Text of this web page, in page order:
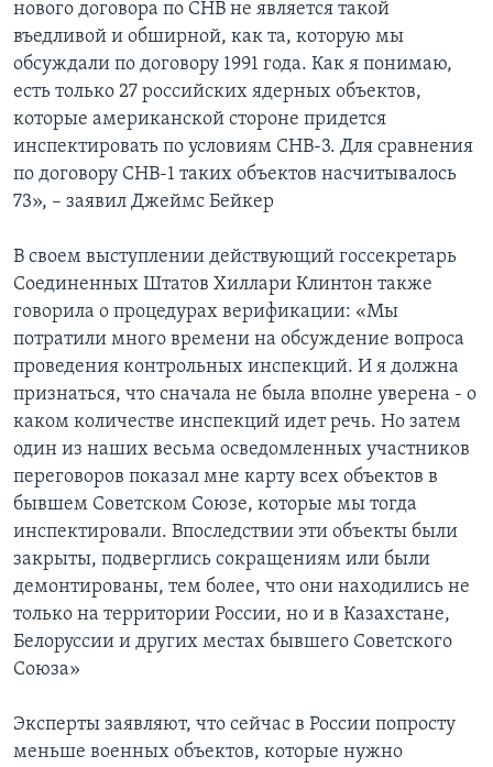
нового договора по СНВ не является такой
въедливой и обширной, как та, которую мы
обсуждали по договору 1991 года. Как я понимаю,
есть только 27 российских ядерных объектов,
которые американской стороне придется
инспектировать по условиям СНВ-3. Для сравнения
по договору СНВ-1 таких объектов насчитывалось
73», – заявил Джеймс Бейкер
В своем выступлении действующий госсекретарь
Соединенных Штатов Хиллари Клинтон также
говорила о процедурах верификации: «Мы
потратили много времени на обсуждение вопроса
проведения контрольных инспекций. И я должна
признаться, что сначала не была вполне уверена - о
каком количестве инспекций идет речь. Но затем
один из наших весьма осведомленных участников
переговоров показал мне карту всех объектов в
бывшем Советском Союзе, которые мы тогда
инспектировали. Впоследствии эти объекты были
закрыты, подверглись сокращениям или были
демонтированы, тем более, что они находились не
только на территории России, но и в Казахстане,
Белоруссии и других местах бывшего Советского
Союза»
Эксперты заявляют, что сейчас в России попросту
меньше военных объектов, которые нужно